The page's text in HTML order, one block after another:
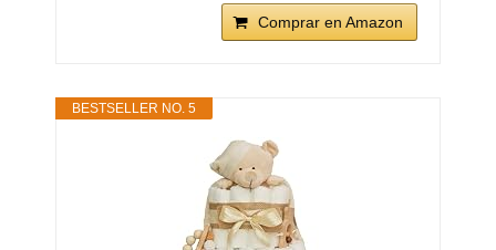
Comprar en Amazon
BESTSELLER NO. 5